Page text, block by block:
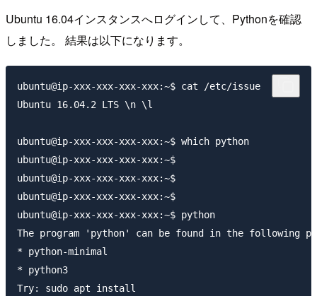
Ubuntu 16.04インスタンスへログインして、Pythonを確認
しました。 結果は以下になります。
ubuntu@ip-xxx-xxx-xxx-xxx:~$ cat /etc/issue
Ubuntu 16.04.2 LTS \n \l
ubuntu@ip-xxx-xxx-xxx-xxx:~$ which python
ubuntu@ip-xxx-xxx-xxx-xxx:~$
ubuntu@ip-xxx-xxx-xxx-xxx:~$
ubuntu@ip-xxx-xxx-xxx-xxx:~$
ubuntu@ip-xxx-xxx-xxx-xxx:~$ python
The program 'python' can be found in the following
* python-minimal
* python3
Try: sudo apt install